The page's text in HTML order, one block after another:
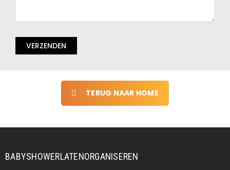
Gelieve
veld
TERUG NAAR HOME
BABYSHOWERLATENORGANISEREN